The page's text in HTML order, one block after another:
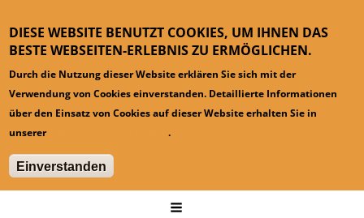
DIESE WEBSITE BENUTZT COOKIES, UM IHNEN DAS
BESTE WEBSEITEN-ERLEBNIS ZU ERMÖGLICHEN.
Durch die Nutzung dieser Website erklären Sie sich mit der
Verwendung von Cookies einverstanden. Detaillierte Informationen
über den Einsatz von Cookies auf dieser Website erhalten Sie in
unserer
Datenschutzinformation.
Einverstanden
CARMINHO